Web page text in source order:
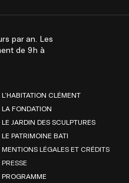
par an. Les
de 9h à
L’HABITATION CLÉMENT
LA FONDATION
LE JARDIN DES SCULPTURES
LE PATRIMOINE BATI
MENTIONS LÉGALES ET CRÉDITS
PRESSE
PROGRAMME